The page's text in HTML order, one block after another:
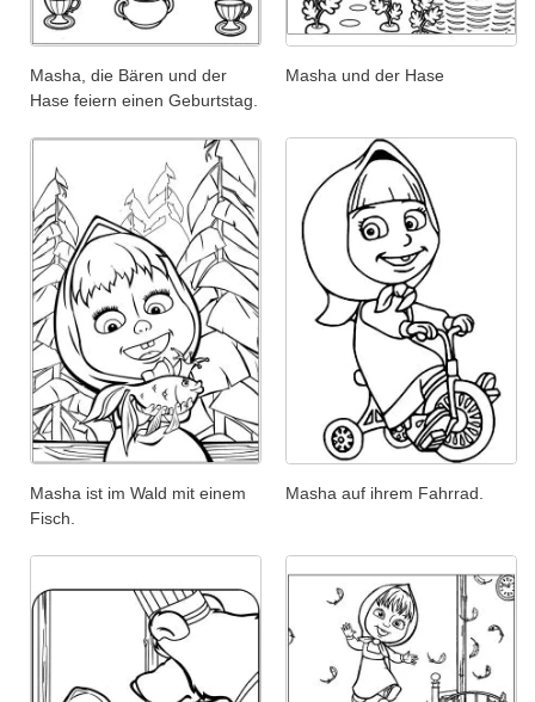
Masha, die Bären und der
Hase feiern einen Geburtstag.
Masha und der Hase
Masha ist im Wald mit einem
Fisch.
Masha auf ihrem Fahrrad.